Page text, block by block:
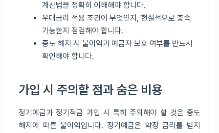
계산법을 정확히 이해해야 합니다.
우대금리 적용 조건이 무엇인지, 현실적으로 충족
가능한지 점검해야 합니다.
중도 해지 시 불이익과 예금자 보호 여부를 반드시
확인해야 합니다.
가입 시 주의할 점과 숨은 비용
정기예금과 정기적금 가입 시 특히 주의해야 할 것은 중도
해지에 따른 불이익입니다. 정기예금은 약정 금리를 받지